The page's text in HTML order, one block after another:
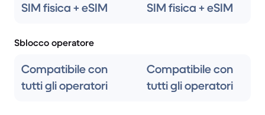
SIM fisica + eSIM SIM fisica + eSIM
Sblocco operatore
Compatibile con
tutti gli operatori
Compatibile con
tutti gli operatori